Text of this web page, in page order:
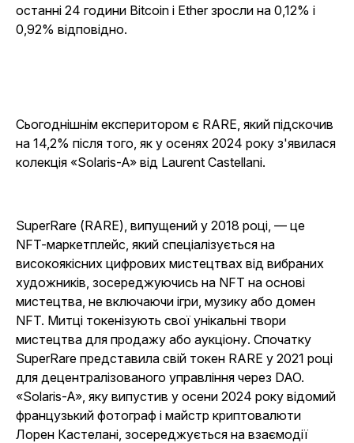
останні 24 години Bitcoin і Ether зросли на 0,12% і
0,92% відповідно.
Сьогоднішнім експеритором є RARE, який підскочив
на 14,2% після того, як у осенях 2024 року з'явилася
колекція «Solaris-A» від Laurent Castellani.
SuperRare (RARE), випущений у 2018 році, — це
NFT-маркетплейс, який спеціалізується на
високоякісних цифрових мистецтвах від вибраних
художників, зосереджуючись на NFT на основі
мистецтва, не включаючи ігри, музику або домен
NFT. Митці токенізують свої унікальні твори
мистецтва для продажу або аукціону. Спочатку
SuperRare представила свій токен RARE у 2021 році
для децентралізованого управління через DAO.
«Solaris-A», яку випустив у осени 2024 року відомий
французький фотограф і майстр криптовалюти
Лорен Кастелані, зосереджується на взаємодії